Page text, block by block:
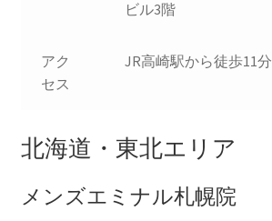
ビル3階
アク
セス
JR高崎駅から徒歩11分
北海道・東北エリア
メンズエミナル札幌院